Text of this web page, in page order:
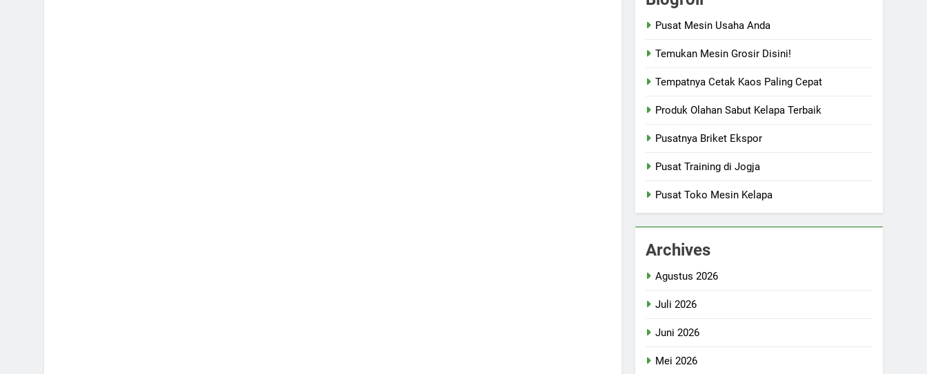
Pusat Mesin Usaha Anda
Temukan Mesin Grosir Disini!
Tempatnya Cetak Kaos Paling Cepat
Produk Olahan Sabut Kelapa Terbaik
Pusatnya Briket Ekspor
Pusat Training di Jogja
Pusat Toko Mesin Kelapa
Archives
Agustus 2026
Juli 2026
Juni 2026
Mei 2026